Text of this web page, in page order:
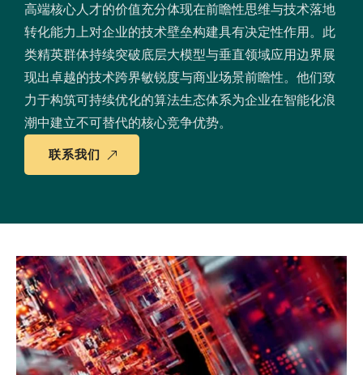
高端核心人才的价值充分体现在前瞻性思维与技术落地
转化能力上对企业的技术壁垒构建具有决定性作用。此
类精英群体持续突破底层大模型与垂直领域应用边界展
现出卓越的技术跨界敏锐度与商业场景前瞻性。他们致
力于构筑可持续优化的算法生态体系为企业在智能化浪
潮中建立不可替代的核心竞争优势。
联系我们